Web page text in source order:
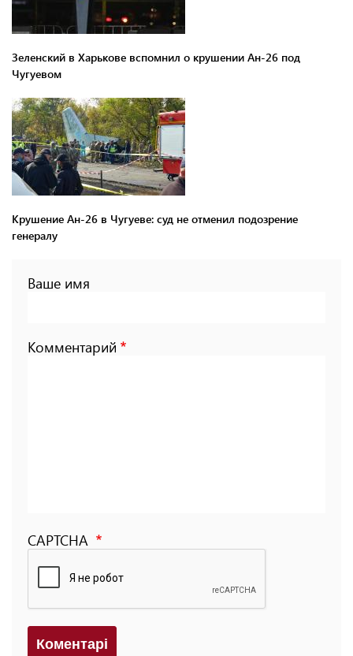
Зеленский в Харькове вспомнил о крушении Ан-26 под
Чугуевом
Крушение Ан-26 в Чугуеве: суд не отменил подозрение
генералу
Ваше имя
Комментарий
CAPTCHA
Коментарi